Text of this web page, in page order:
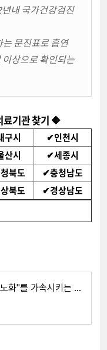
년내 국가건강검진
문진표로 흡연
이상으로 확인되는
료기관 찾기 🔶
구시 ✔인천시
산시 ✔세종시
북도 ✔충청남도
북도 ✔경상남도
우리의 일상 속에서 "노화"를 가속시키는 3가지 음식